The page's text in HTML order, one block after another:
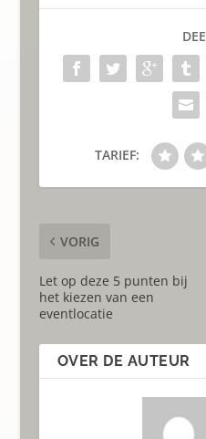
TARIEF:
VORIG
Let op deze 5 punten bij
het kiezen van een
eventlocatie
OVER DE AUTEUR